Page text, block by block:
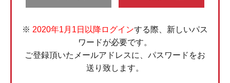
※ 2020年1月1日以降ログインする際、新しいパス
ワードが必要です。
ご登録頂いたメールアドレスに、パスワードをお
送り致します。